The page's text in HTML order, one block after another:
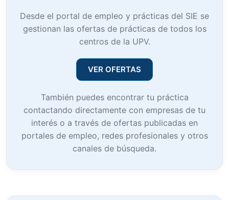
Desde el portal de empleo y prácticas del SIE se
gestionan las ofertas de prácticas de todos los
centros de la UPV.
VER OFERTAS
También puedes encontrar tu práctica
contactando directamente con empresas de tu
interés o a través de ofertas publicadas en
portales de empleo, redes profesionales y otros
canales de búsqueda.